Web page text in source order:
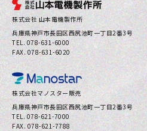
お問い合わせ
プライバシーポリシー
株式会社 山本電機製作所
兵庫県神⼾市⻑⽥区⻄尻池町⼀丁⽬2番3号
TEL. 078-631-6000
FAX. 078-631-6020
株式会社マノスター販売
兵庫県神⼾市⻑⽥区⻄尻池町⼀丁⽬2番3号
TEL. 078-621-7000
FAX. 078-621-7788